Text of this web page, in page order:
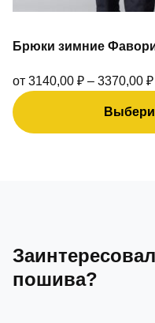
Брюки зимние
от 3140,00 ₽ – 3370,00 ₽
пошива?